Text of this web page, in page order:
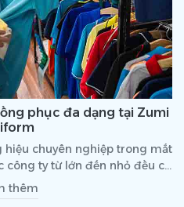
phục đa dạng tại Zumi
chuyên nghiệp trong mắt
công ty từ lớn đến nhỏ đều có
cho riêng mình. Và việc
tượng cũng là vấn đề được
thêm